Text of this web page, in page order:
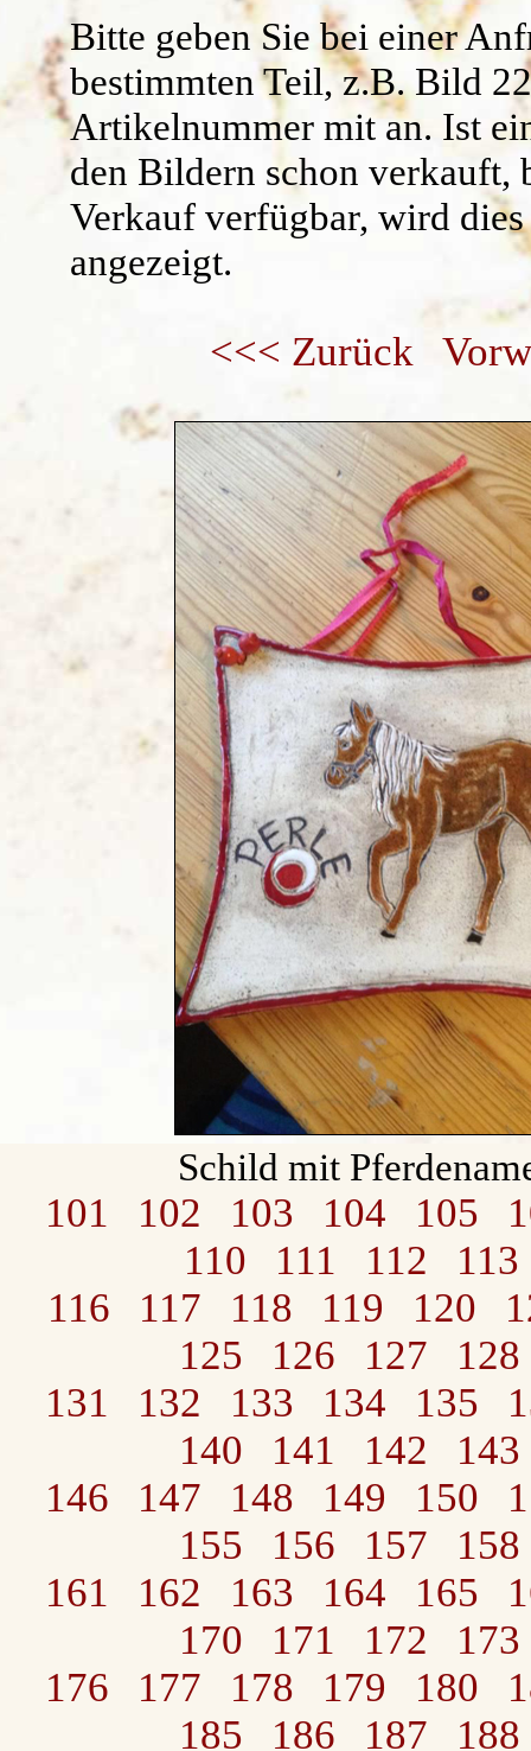
Bitte geben Sie bei einer
bestimmten Teil, z.B.Bild
Artikelnummer mit an. Ist
den Bildern schon verkauft,
Verkauf verfügbar, wird
angezeigt.
<<< Zurück
Schild mit
101 102 103 104 105
110
111 112
113
116
117 118 119 120
125
126 127
128
131
132 133 134 135
140
141 142
143
146
147 148 149 150
155
156 157
158
161
162 163 164 165
170
171 172
173
176
177 178 179 180
185
186 187 188